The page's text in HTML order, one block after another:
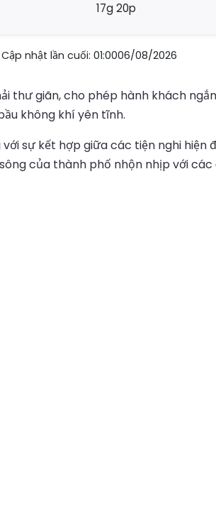
17g 20p
nhật lần cuối: 01:0006/08/2026
thư giãn, cho phép hành khách
không khí yên tĩnh.
sự kết hợp giữa các tiện nghi
của thành phố nhộn nhịp với